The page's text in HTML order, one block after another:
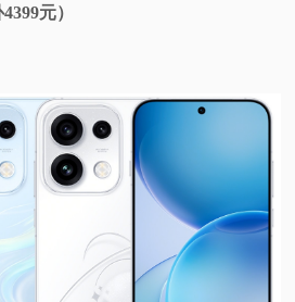
元）